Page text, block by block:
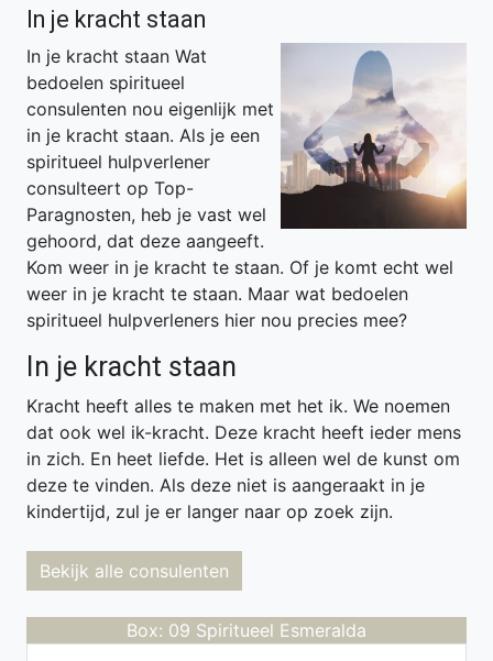
In je kracht staan
In je kracht staan Wat
bedoelen spiritueel
consulenten nou eigenlijk met
in je kracht staan. Als je een
spiritueel hulpverlener
consulteert op Top-
Paragnosten, heb je vast wel
gehoord, dat deze aangeeft.
Kom weer in je kracht te staan. Of je komt echt wel
weer in je kracht te staan. Maar wat bedoelen
spiritueel hulpverleners hier nou precies mee?
In je kracht staan
Kracht heeft alles te maken met het ik. We noemen
dat ook wel ik-kracht. Deze kracht heeft ieder mens
in zich. En heet liefde. Het is alleen wel de kunst om
deze te vinden. Als deze niet is aangeraakt in je
kindertijd, zul je er langer naar op zoek zijn.
Bekijk alle consulenten
Box: 09 Spiritueel Esmeralda